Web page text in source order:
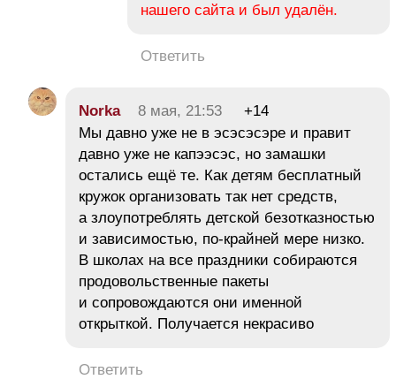
нашего сайта и был удалён.
Ответить
Norka 8 мая, 21:53
+14
Мы давно уже не в эсэсэсэре и правит
давно уже не капээсэс, но замашки
остались ещё те. Как детям бесплатный
кружок организовать так нет средств,
а злоупотреблять детской безотказностью
и зависимостью, по-крайней мере низко.
В школах на все праздники собираются
продовольственные пакеты
и сопровождаются они именной
открыткой. Получается некрасиво
Ответить